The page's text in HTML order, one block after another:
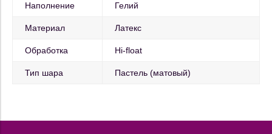
Наполнение Гелий
Материал Латекс
Обработка Hi-float
Тип шара Пастель (матовый)